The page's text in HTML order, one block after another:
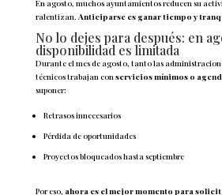
En agosto, muchos ayuntamientos reducen su
ralentizan. Anticiparse es ganar tiempo y
No lo dejes para después: en
disponibilidad es limitada
Durante el mes de agosto, tanto las
técnicos trabajan conservicios mínimos o
suponer:
Retrasos innecesarios
Pérdida de oportunidades
Proyectos bloqueados hasta septiembre
Por eso, ahora es el mejor momento para